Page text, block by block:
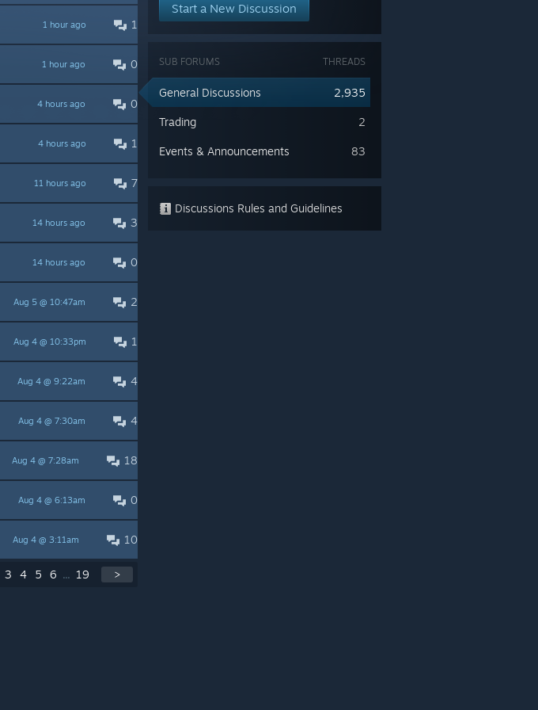
1
1 hour ago
0
1 hour ago
0
4 hours ago
1
4 hours ago
7
11 hours ago
3
14 hours ago
0
14 hours ago
2
Aug 5 @ 10:47am
1
Aug 4 @ 10:33pm
4
Aug 4 @ 9:22am
4
Aug 4 @ 7:30am
18
Aug 4 @ 7:28am
0
Aug 4 @ 6:13am
10
Aug 4 @ 3:11am
3 4 5 6 ... 19 >
Start a New Discussion
THREADS
SUB FORUMS
2,935
General Discussions
2
Trading
83
Events & Announcements
Discussions Rules and Guidelines